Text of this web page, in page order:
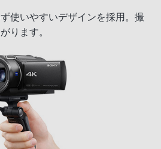
使いやすいデザインを採用。撮
ります。